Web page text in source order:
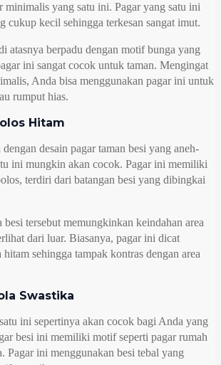
minimalis yang satu ini. Pagar yang satu ini
cukup kecil sehingga terkesan sangat imut.
atasnya berpadu dengan motif bunga yang
ini sangat cocok untuk taman. Mengingat
Anda bisa menggunakan pagar ini untuk
rumput hias.
Hitam
desain pagar taman besi yang aneh-
ini mungkin akan cocok. Pagar ini memiliki
terdiri dari batangan besi yang dibingkai
besi tersebut memungkinkan keindahan area
dari luar. Biasanya, pagar ini dicat
sehingga tampak kontras dengan area
Swastika
ini sepertinya akan cocok bagi Anda yang
besi ini memiliki motif seperti pagar rumah
Pagar ini menggunakan besi tebal yang